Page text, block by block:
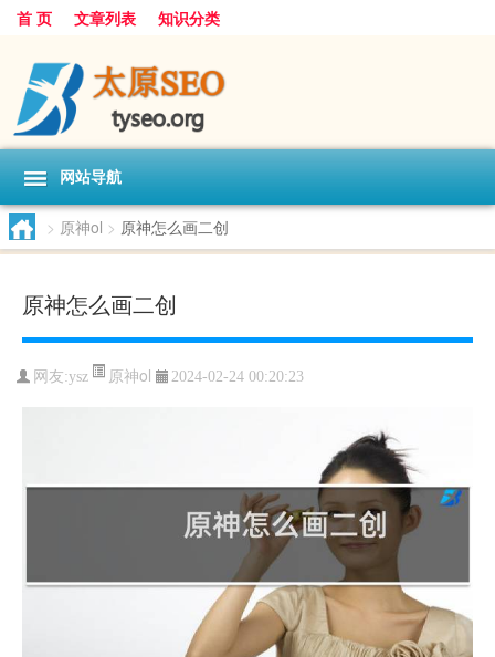
首 页 文章列表 知识分类
网站导航
> 原神ol > 原神怎么画二创
原神怎么画二创
网友:ysz 原神ol 2024-02-24 00:20:23